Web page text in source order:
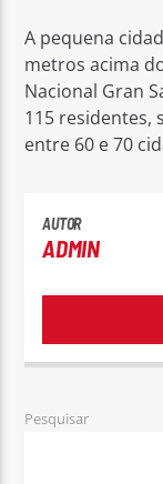
A pequena
metros acima
Nacional Gran
115 residentes,
entre 60 e 70
AUTOR
ADMIN
Pesquisar